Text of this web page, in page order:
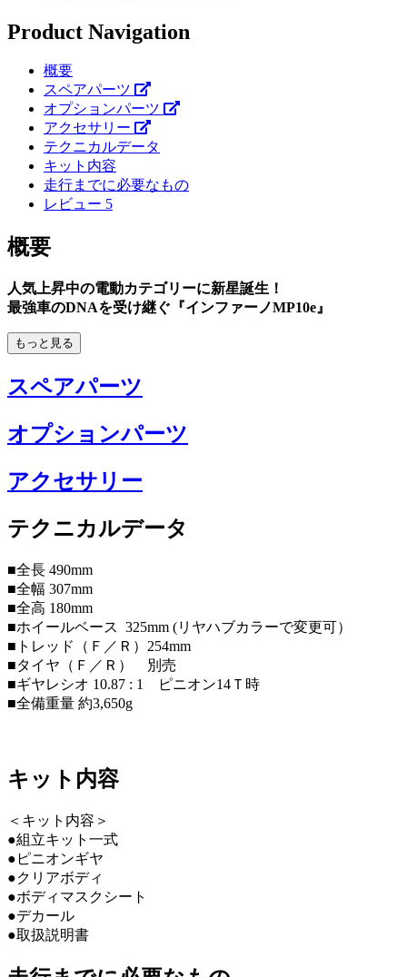
Product Navigation
概要
スペアパーツ
オプションパーツ
アクセサリー
テクニカルデータ
キット内容
走行までに必要なもの
レビュー 5
概要
人気上昇中の電動カテゴリーに新星誕生！
最強車のDNAを受け継ぐ『インファーノMP10e』
もっと見る
スペアパーツ
オプションパーツ
アクセサリー
テクニカルデータ
■全長 490mm
■全幅 307mm
■全高 180mm
■ホイールベース 325mm (リヤハブカラーで変更可）
■トレッド（Ｆ／Ｒ）254mm
■タイヤ（Ｆ／Ｒ） 別売
■ギヤレシオ 10.87 : 1 ピニオン14Ｔ時
■全備重量 約3,650g
キット内容
＜キット内容＞
●組立キット一式
●ピニオンギヤ
●クリアボディ
●ボディマスクシート
●デカール
●取扱説明書